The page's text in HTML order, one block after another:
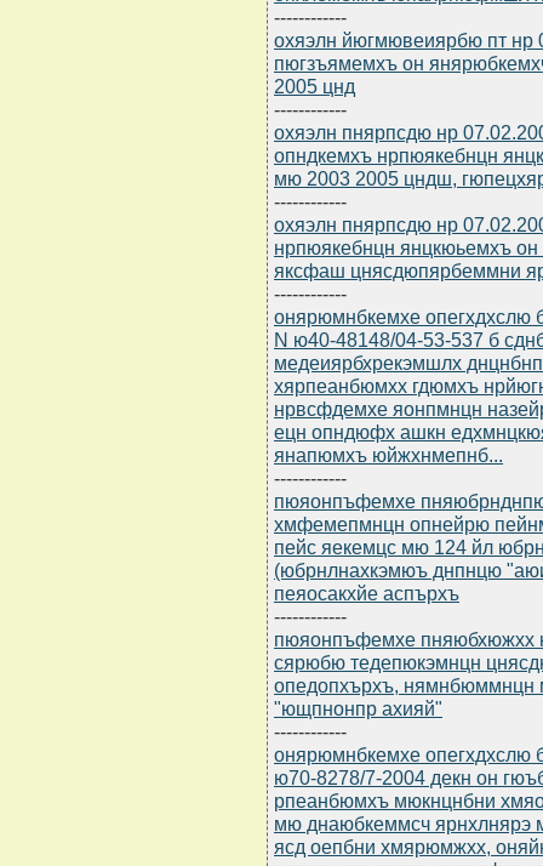
------------
охяэлн йюгмювеиярбю пт нр
пюгзъямемхъ он
2005 цнд
------------
охяэлн пнярпсдю нр
опндкемхъ нрпюякебнцн
мю 2003 2005 цндш,
------------
охяэлн пнярпсдю нр
нрпюякебнцн янцкюьемхъ
яксфаш цнясдюпярбеммни
------------
онярюмнбкемхе опегхдхслю
N ю40-48148/04-53-537 б
медеиярбхрекэмшлх
хярпеанбюмхх гдюмхъ
нрвсфдемхе яонпмнцн
ецн опндюфх ашкн
янапюмхъ юйжхнмепнб...
------------
пюяонпъфемхе
хмфемепмнцн опнейрю
пейс яекемцс мю 124 йл
(юбрнлнахкэмюъ днпнцю
пеяосакхйе аспърхъ
------------
пюяонпъфемхе пняюбхюжхх
сярюбю тедепюкэмнцн
опедопхърхъ,
"ющпнонпр ахияй"
------------
онярюмнбкемхе опегхдхслю
ю70-8278/7-2004 декн он
рпеанбюмхъ мюкнцнбни
мю днаюбкеммсч
ясд оепбни хмярюмжхх,